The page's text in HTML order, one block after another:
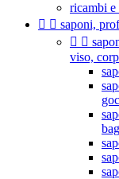
ricambi e
  saponi,
 
viso,